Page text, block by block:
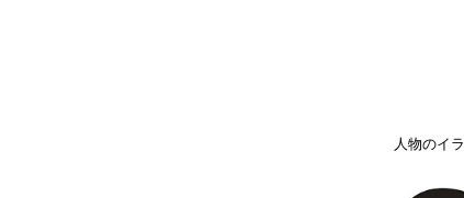
人物のイ